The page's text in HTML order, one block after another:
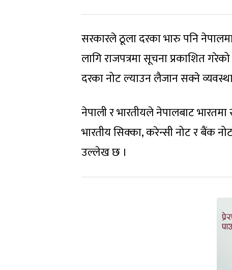
सरकारले ठूला दरका भारु पनि
लागि राजपत्रमा सूचना प्रकाशित
दरका नोट ल्याउन लैजान सक्ने
नेपाली र भारतीयले नेपालबाट
भारतीय सिक्का, करेन्सी नोट र बैंक
उल्लेख छ ।